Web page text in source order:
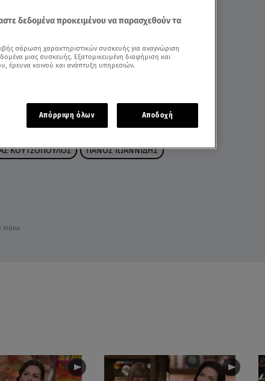
ΚΟΥΤΣΟΠΟΥΛΟΣ ΠΑΝΟΣ ΙΩΑΝΝΙΔΗΣ
Video
δεδομένα προκειμένου να παρασχεθούν τα
σάρωση χαρακτηριστικών συσκευής για αναγνώριση
μιας συσκευής. Εξατομικευμένη διαφήμιση και
έρευνα κοινού και ανάπτυξη υπηρεσιών.
Απόρριψη όλων Αποδοχή